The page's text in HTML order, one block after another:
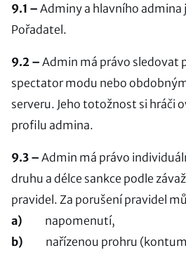
9.1 – Adminy a hlavního admina
Pořadatel.
9.2 – Admin má právo sledovat
spectator modu nebo
serveru. Jeho totožnost si hráči
profilu admina.
9.3 – Admin má právo
druhu a délce sankce podle
pravidel. Za porušení pravidel
a) napomenutí,
b) nařízenou prohru